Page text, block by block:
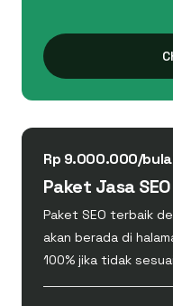
Rp 9.000.000/
Paket Jasa
Paket SEO terbaik
akan berada di
100% jika tidak